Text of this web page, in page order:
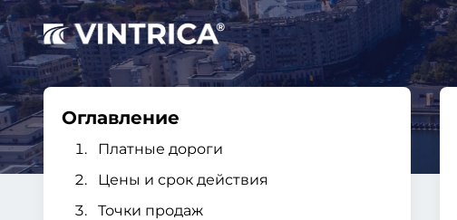
Оглавление
Платные дороги
Цены и срок действия
Точки продаж